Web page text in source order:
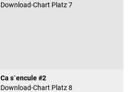
Download-Chart Platz 7
Ca s`encule #2
Download-Chart Platz 8